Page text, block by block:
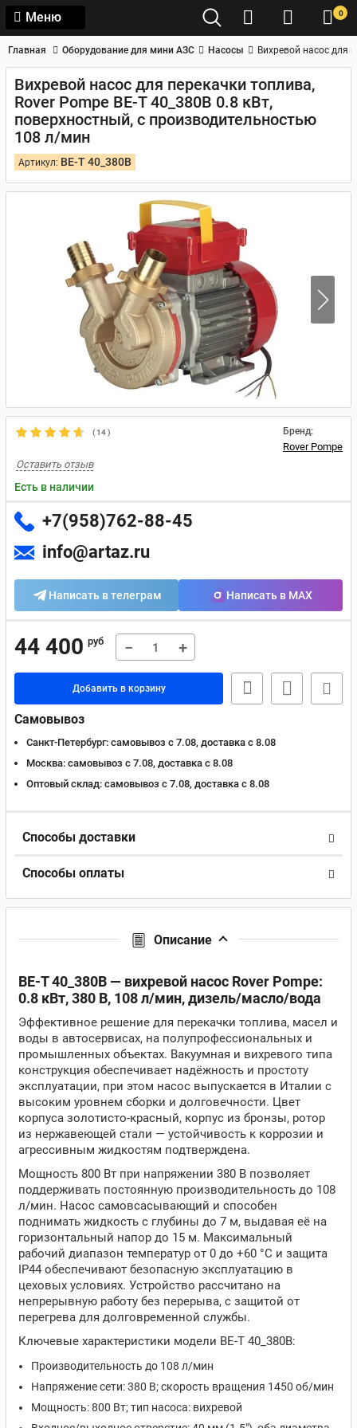
Меню 0
Главная Оборудование для мини АЗС Насосы Вихревой насос для
Вихревой насос для перекачки топлива,
Rover Pompe BE-T 40_380В 0.8 кВт,
поверхностный, с производительностью
108 л/мин
Артикул: BE-T 40_380В
(14) Бренд:
Rover Pompe
Оставить отзыв
Есть в наличии
+7(958)762-88-45
info@artaz.ru
Написать в телеграм Написать в MAX
44 400 руб − +
Добавить в корзину
Самовывоз
Санкт-Петербург: самовывоз с 7.08, доставка c 8.08
Москва: самовывоз с 7.08, доставка c 8.08
Оптовый склад: самовывоз с 7.08, доставка c 8.08
Способы доставки
Способы оплаты
Описание
BE-T 40_380В — вихревой насос Rover Pompe:
0.8 кВт, 380 В, 108 л/мин, дизель/масло/вода
Эффективное решение для перекачки топлива, масел и
воды в автосервисах, на полупрофессиональных и
промышленных объектах. Вакуумная и вихревого типа
конструкция обеспечивает надёжность и простоту
эксплуатации, при этом насос выпускается в Италии с
высоким уровнем сборки и долговечности. Цвет
корпуса золотисто‑красный, корпус из бронзы, ротор
из нержавеющей стали — устойчивость к коррозии и
агрессивным жидкостям подтверждена.
Мощность 800 Вт при напряжении 380 В позволяет
поддерживать постоянную производительность до 108
л/мин. Насос самовсасывающий и способен
поднимать жидкость с глубины до 7 м, выдавая её на
горизонтальный напор до 15 м. Максимальный
рабочий диапазон температур от 0 до +60 °C и защита
IP44 обеспечивают безопасную эксплуатацию в
цеховых условиях. Устройство рассчитано на
непрерывную работу без перерыва, с защитой от
перегрева для долговременной службы.
Ключевые характеристики модели BE-T 40_380В:
Производительность до 108 л/мин
Напряжение сети: 380 В; скорость вращения 1450 об/мин
Мощность: 800 Вт; тип насоса: вихревой